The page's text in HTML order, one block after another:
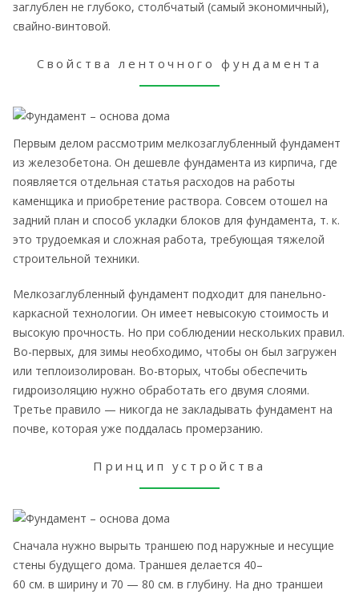
заглублен не глубоко, столбчатый (самый экономичный),
свайно-винтовой.
Свойства ленточного фундамента
Первым делом рассмотрим мелкозаглубленный фундамент
из железобетона. Он дешевле фундамента из кирпича, где
появляется отдельная статья расходов на работы
каменщика и приобретение раствора. Совсем отошел на
задний план и способ укладки блоков для фундамента, т. к.
это трудоемкая и сложная работа, требующая тяжелой
строительной техники.
Мелкозаглубленный фундамент подходит для панельно-
каркасной технологии. Он имеет невысокую стоимость и
высокую прочность. Но при соблюдении нескольких правил.
Во-первых, для зимы необходимо, чтобы он был загружен
или теплоизолирован. Во-вторых, чтобы обеспечить
гидроизоляцию нужно обработать его двумя слоями.
Третье правило — никогда не закладывать фундамент на
почве, которая уже поддалась промерзанию.
Принцип устройства
Сначала нужно вырыть траншею под наружные и несущие
стены будущего дома. Траншея делается 40–
60 см. в ширину и 70 — 80 см. в глубину. На дно траншеи